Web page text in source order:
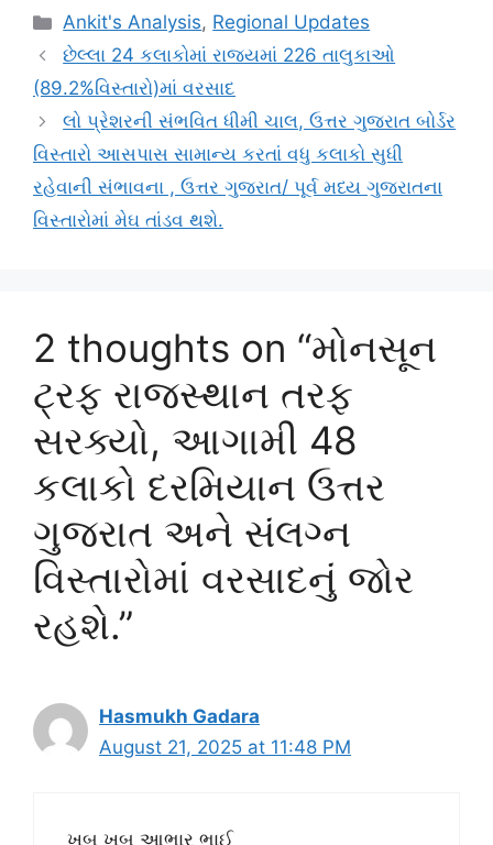
Categories
Ankit's Analysis, Regional Updates
છેલ્લા 24 કલાકોમાં રાજ્યમાં 226 તાલુકાઓ
(89.2%વિસ્તારો)માં વરસાદ
લો પ્રેશરની સંભવિત ધીમી ચાલ, ઉત્તર ગુજરાત બોર્ડર
વિસ્તારો આસપાસ સામાન્ય કરતાં વધુ કલાકો સુધી
રહેવાની સંભાવના , ઉત્તર ગુજરાત/ પૂર્વ મધ્ય ગુજરાતના
વિસ્તારોમાં મેઘ તાંડવ થશે.
2 thoughts on “મોનસૂન
ટ્રફ રાજસ્થાન તરફ
સરક્યો, આગામી 48
કલાકો દરમિયાન ઉત્તર
ગુજરાત અને સંલગ્ન
વિસ્તારોમાં વરસાદનું જોર
રહશે.”
Hasmukh Gadara
August 21, 2025 at 11:48 PM
ખુબ ખુબ આભાર ભાઈ